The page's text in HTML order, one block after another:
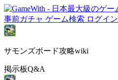
事前ガチャ ゲーム検索 ログイン
サモンズボード攻略wiki
掲示板Q&A